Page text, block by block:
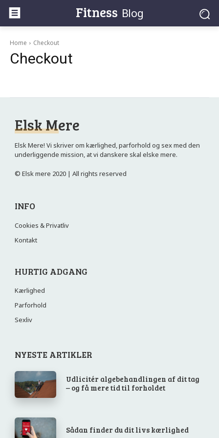
Fitness Blog
Home Checkout
Checkout
Elsk Mere
Elsk Mere! Vi skriver om kærlighed, parforhold og sex med den
underliggende mission, at vi danskere skal elske mere.
© Elsk mere 2020 | All rights reserved
INFO
Cookies & Privatliv
Kontakt
HURTIG ADGANG
Kærlighed
Parforhold
Sexliv
NYESTE ARTIKLER
Udlicitér algebehandlingen af dit tag
– og få mere tid til forholdet
Sådan finder du dit livs kærlighed